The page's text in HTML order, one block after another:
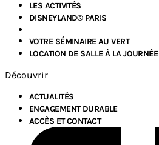
LES ACTIVITÉS
DISNEYLAND® PARIS
VOTRE SÉMINAIRE AU VERT
LOCATION DE SALLE À LA JOURNÉE
Découvrir
ACTUALITÉS
ENGAGEMENT DURABLE
ACCÈS ET CONTACT